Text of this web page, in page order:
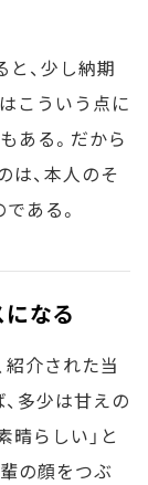
、少し納期
こういう点に
ある。だから
は、本人のそ
ある。
になる
紹介された当
多少は甘えの
晴らしい」と
の顔をつぶ